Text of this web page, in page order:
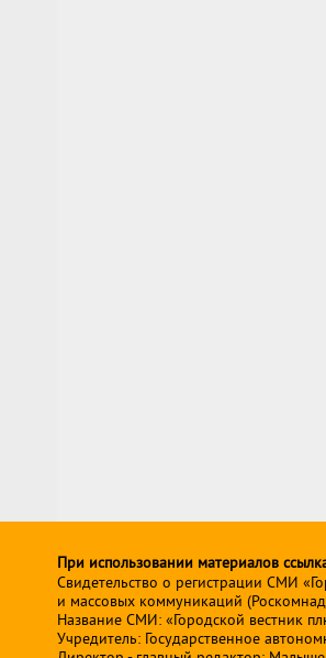
При использовании материалов
Свидетельство о регистрации СМИ
и массовых коммуникаций
Название СМИ: «Городской вестник
Учредитель: Государственное